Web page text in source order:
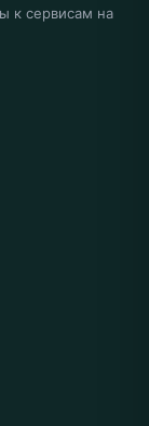
к сервисам на